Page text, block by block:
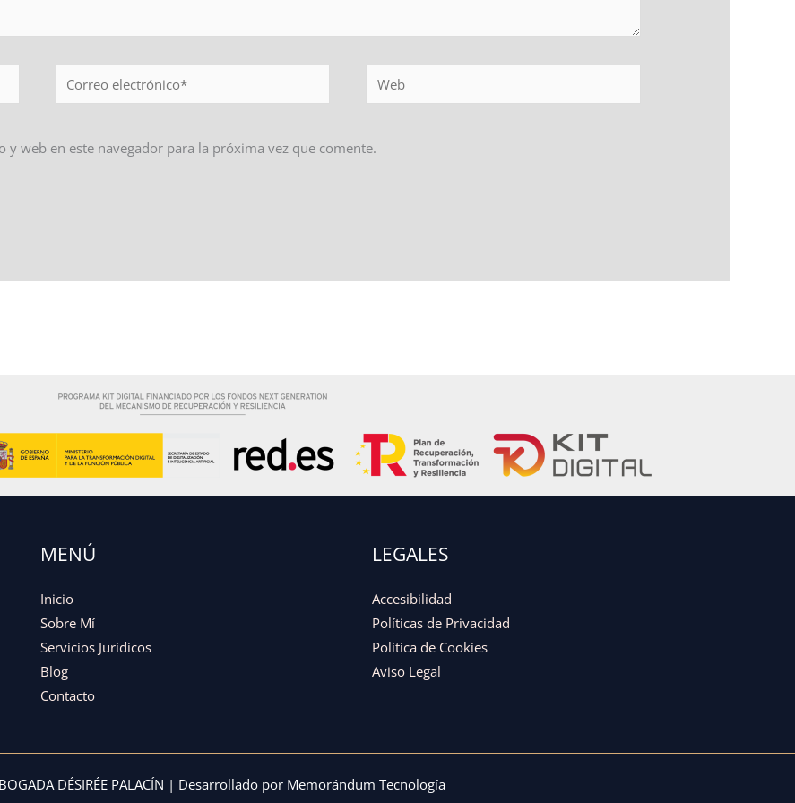
electrónico*
web en este navegador para la próxima vez que comente.
MENÚ
Inicio
Sobre Mí
Servicios Jurídicos
Blog
Contacto
LEGALES
Accesibilidad
Políticas de Privacidad
Política de Cookies
Aviso Legal
DÉSIRÉE PALACÍN | Desarrollado por Memorándum Tecnología